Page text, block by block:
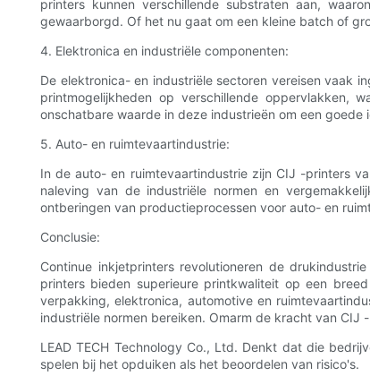
printers kunnen verschillende substraten aan,
gewaarborgd. Of het nu gaat om een ​​kleine batch of
4. Elektronica en industriële componenten:
De elektronica- en industriële sectoren vereisen vaak
printmogelijkheden op verschillende oppervlakken,
onschatbare waarde in deze industrieën om een
5. Auto- en ruimtevaartindustrie:
In de auto- en ruimtevaartindustrie zijn CIJ -printers
naleving van de industriële normen en
ontberingen van productieprocessen voor auto- en
Conclusie:
Continue inkjetprinters revolutioneren de
printers bieden superieure printkwaliteit op een
verpakking, elektronica, automotive en
industriële normen bereiken. Omarm de kracht van
LEAD TECH Technology Co., Ltd. Denkt dat die
spelen bij het opduiken als het beoordelen van risico's.